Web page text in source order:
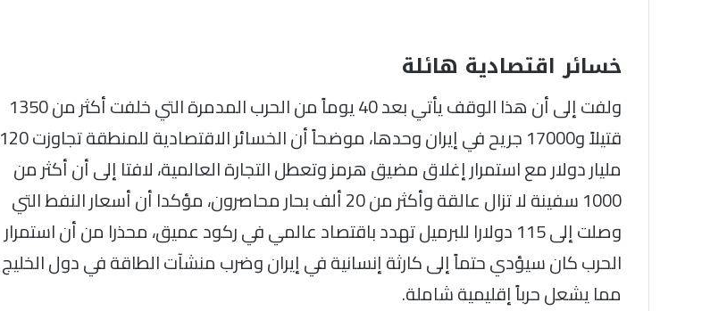
خسائر اقتصادية هائلة
ولفت إلى أن هذا الوقف يأتي بعد 40 يوماً من الحرب المدمرة التي خلفت أكثر من 1350
قتيلاً و17000 جريح في إيران وحدها، موضحاً أن الخسائر الاقتصادية للمنطقة تجاوزت 120
مليار دولار مع استمرار إغلاق مضيق هرمز وتعطل التجارة العالمية، لافتا إلى أن أكثر من
1000 سفينة لا تزال عالقة وأكثر من 20 ألف بحار محاصرون، مؤكدا أن أسعار النفط التي
وصلت إلى 115 دولارا للبرميل تهدد باقتصاد عالمي في ركود عميق، محذرا من أن استمرار
الحرب كان سيؤدي حتماً إلى كارثة إنسانية في إيران وضرب منشآت الطاقة في دول الخليج
مما يشعل حرباً إقليمية شاملة.